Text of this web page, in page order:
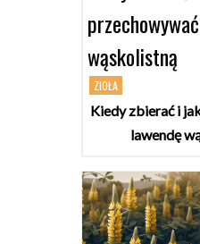
wąskolistną
ZIOŁA
Kiedy zbierać i
lawendę